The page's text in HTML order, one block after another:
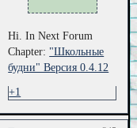
Hi. In Next Forum
Chapter: "Школьные
будни" Версия 0.4.12
+1